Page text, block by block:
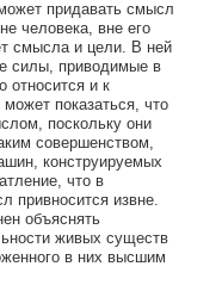
придавать смысл
человека, вне его
смысла и цели. В ней
силы, приводимые в
относится и к
показаться, что
поскольку они
совершенством,
конструируемых
что в
привносится извне.
объяснять
живых существ
в них высшим